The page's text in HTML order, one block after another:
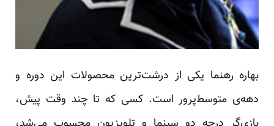
بهاره رهنما یکی از درشت‌ترین محصولات این دوره و
دهه‌ی متوسط‌پرور است. کسی که تا چند وقت پیش،